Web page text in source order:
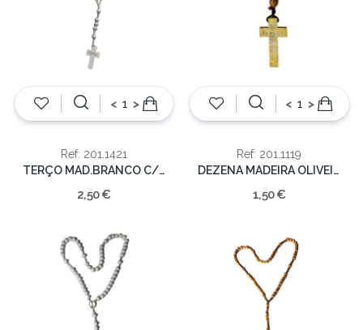
< >
Ref: 201.1421
TERÇO MAD.BRANCO C/POMBAS 8mm/32cm
2,50 €
< >
Ref: 201.1119
DEZENA MADEIRA OLIVEIRA 9mm/14cm
1,50 €